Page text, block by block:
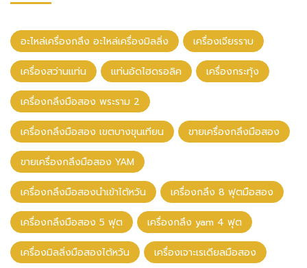
อะไหล่เครื่องกลึง อะไหล่เครื่องมิลลิ่ง เครื่องเจียรราบ
เครื่องสว่านแท่น แท่นอัดไฮดรอลิค เครื่องกระทุ้ง
เครื่องกลึงมือสอง พระราม 2
เครื่องกลึงมือสอง เขตบางขุนเทียน ขายเครื่องกลึงมือสอง
ขายเครื่องกลึงมือสอง YAM
เครื่องกลึงมือสองนําเข้าไต้หวัน เครื่องกลึง 8 ฟุตมือสอง
เครื่องกลึงมือสอง 5 ฟุต เครื่องกลึง yam 4 ฟุต
เครื่องมิลลิ่งมือสองไต้หวัน เครื่องเจาะเรเดียลมือสอง